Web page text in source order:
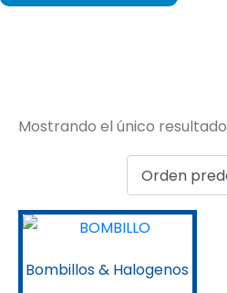
Mostrando el único resultado
Bombillos & Halogenos